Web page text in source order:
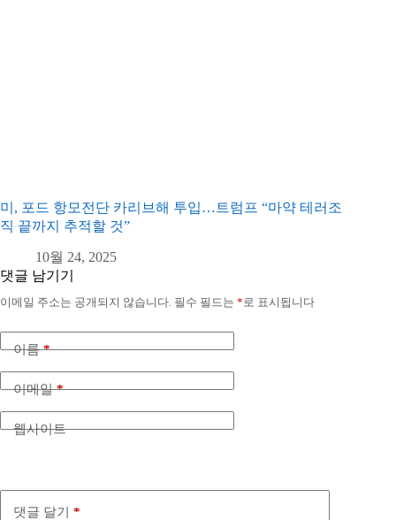
미, 포드 항모전단 카리브해 투입…트럼프 “마약 테러조
직 끝까지 추적할 것”
10월 24, 2025
댓글 남기기
이메일 주소는 공개되지 않습니다. 필수 필드는 *로 표시됩니다
이름*
이메일*
웹사이트
댓글 달기 *